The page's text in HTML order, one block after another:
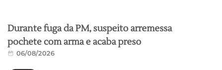
Durante fuga da PM, suspeito arremessa
pochete com arma e acaba preso
06/08/2026